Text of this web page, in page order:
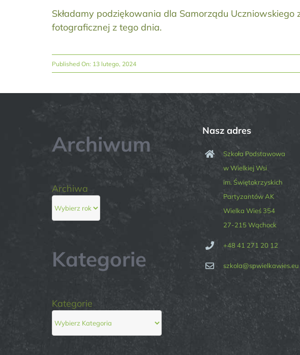
Składamy podziękowania dla Samorządu
fotograficznej z tego dnia.
Published On: 13 lutego, 2024
Archiwum
Archiwa
Kategorie
Kategorie
Nasz adres
Szkoła Podstawowa
w Wielkiej Wsi
im. Świętokrzyskich
Partyzantów AK
Wielka Wieś 354
27-215 Wąchock
+48 41 271 20 12
szkola@spwielkawies.eu